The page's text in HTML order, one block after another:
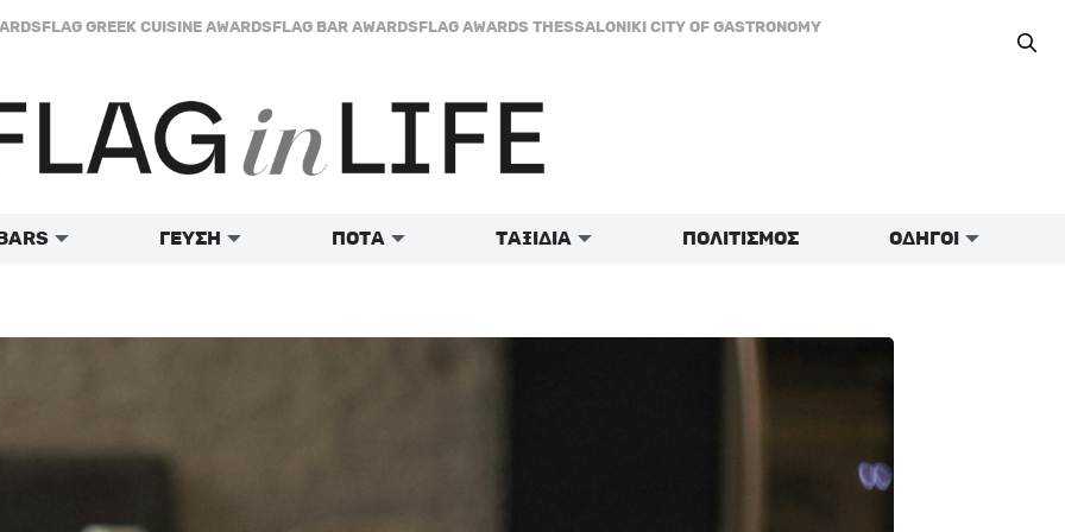
FLAG GREEK CUISINE AWARDSFLAG BAR AWARDSFLAG AWARDS THESSALONIKI CITY OF GASTRONOMY
ΓΕΥΣΗ ΠΟΤΑ ΤΑΞΙΔΙΑ ΠΟΛΙΤΙΣΜΟΣ ΟΔΗΓΟΙ